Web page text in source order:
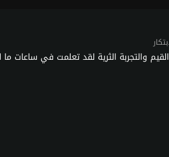
والتجربة الثرية لقد تعلمت في ساعات ما